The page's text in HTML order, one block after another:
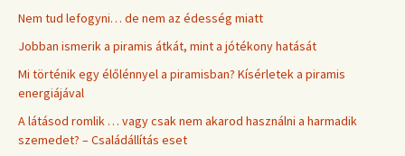
Nem tud lefogyni… de nem az édesség miatt
Jobban ismerik a piramis átkát, mint a jótékony hatását
Mi történik egy élőlénnyel a piramisban? Kísérletek a piramis
energiájával
A látásod romlik … vagy csak nem akarod használni a harmadik
szemedet? – Családállítás eset